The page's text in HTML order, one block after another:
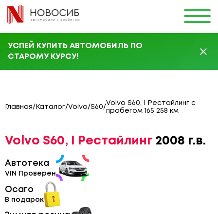
УСПЕЙ КУПИТЬ АВТОМОБИЛЬ ПО
СТАРОМУ КУРСУ!
Главная/ Каталог/Volvo/S60/
Volvo S60, I Рестайлинг с
пробегом 165 258 км
Volvo S60, I Рестайлинг 2008 г.в.
Автотека
VIN Проверен
Осаго
В подарок